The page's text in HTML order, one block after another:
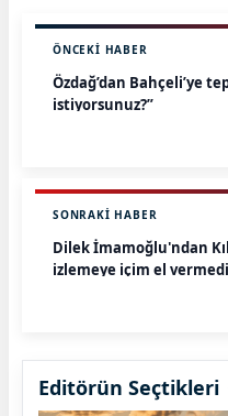
ÖNCEKI HABER
Özdağ’dan Bahçeli’ye
istiyorsunuz?”
SONRAKI HABER
Dilek İmamoğlu'ndan
izlemeye içim el vermedi
Editörün Seçtikleri